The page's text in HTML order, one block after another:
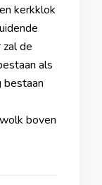
kerkklok
de
als
bestaan
boven